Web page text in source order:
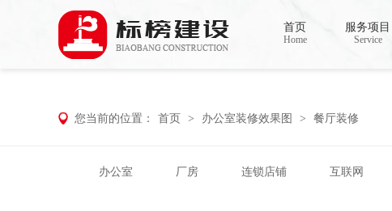
麻豆电影网,91精品麻豆视频,麻豆成人在线视
首页
Home
服务项目
Service
您当前的位置： 首页 > 办公室装修效果图 > 餐厅装修
办公室 厂房 连锁店铺 互联网